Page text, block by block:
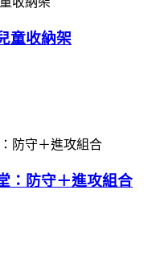
童收納架
：防守＋進攻組合